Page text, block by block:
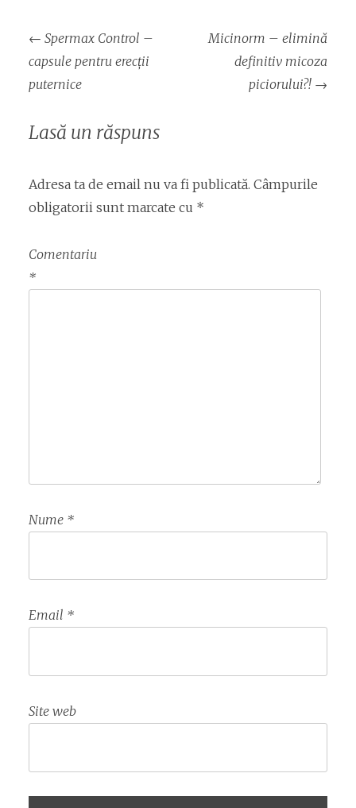
Navigare
articol
← Spermax Control –
capsule pentru erecții
puternice
Micinorm – elimină
definitiv micoza
piciorului?! →
Lasă un răspuns
Adresa ta de email nu va fi publicată. Câmpurile
obligatorii sunt marcate cu *
Comentariu
*
Nume *
Email *
Site web